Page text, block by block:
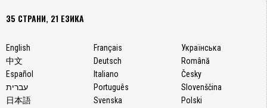
35 СТРАНИ, 21 ЕЗИКА
English
中文
Español
עברית
日本語
Français
Deutsch
Italiano
Português
Svenska
Українська
Română
Česky
Slovenščina
Polski